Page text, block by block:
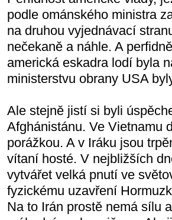
podle ománského ministra
na druhou vyjednávací
nečekaně a náhle. A
americká eskadra lodí byla
ministerstvu obrany USA
Ale stejně jistí si byli
Afghánistánu. Ve Vietnamu
porážkou. A v Iráku jsou
vítaní hosté. V nejbližších
vytvářet velká pnutí ve
fyzickému uzavření
Na to Irán prostě nemá sílu